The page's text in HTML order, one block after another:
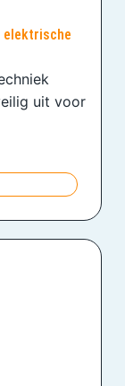
elektrische
uit voor